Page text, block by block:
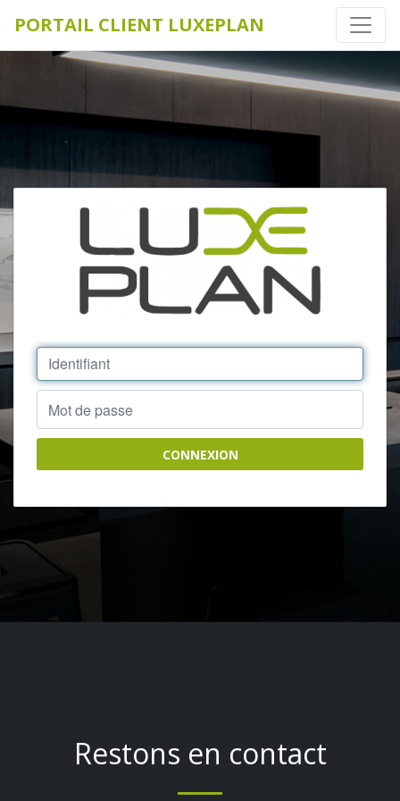
PORTAIL CLIENT LUXEPLAN
CONNEXION
Restons en contact